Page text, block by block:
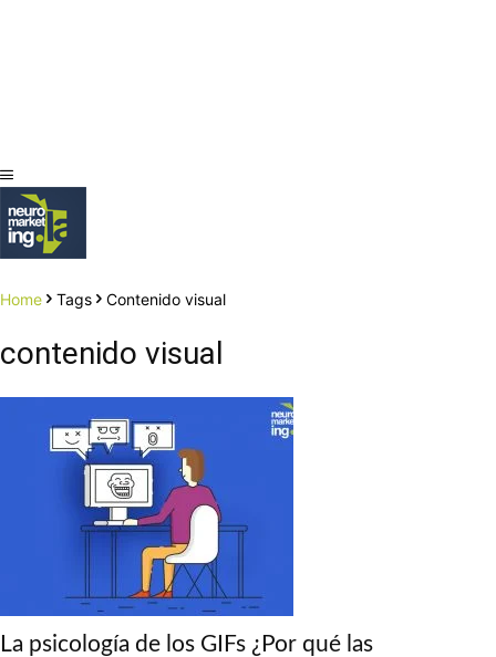
Home Tags Contenido visual
contenido visual
La psicología de los GIFs ¿Por qué las